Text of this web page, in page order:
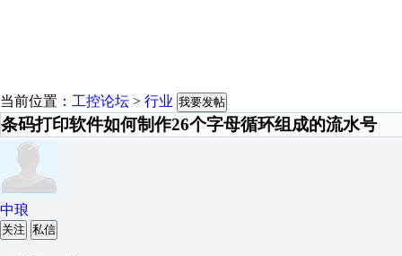
当前位置： 工控论坛 > 行业 我要发帖
条码打印软件如何制作26个字母循环组成的流水号
中琅
关注 私信